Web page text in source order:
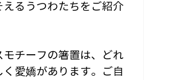
えるうつわたちをご紹介
チーフの箸置は、どれ
く愛嬌があります。ご自